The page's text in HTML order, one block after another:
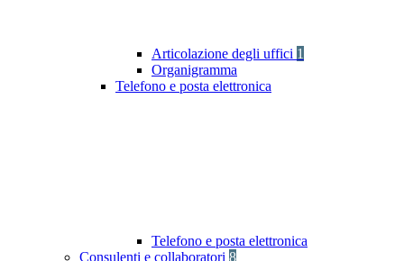
Articolazione degli uffici 1
Organigramma
Telefono e posta elettronica
Telefono e posta elettronica
Consulenti e collaboratori 8